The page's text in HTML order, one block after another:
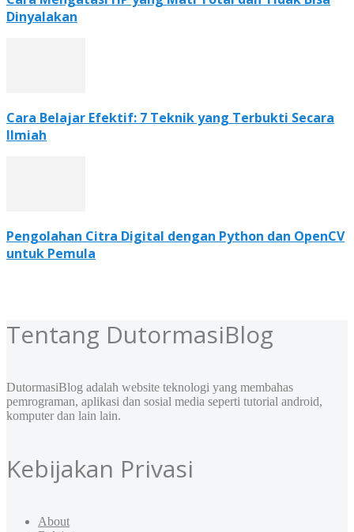
Dinyalakan
Cara Belajar Efektif: 7 Teknik yang Terbukti Secara
Ilmiah
Pengolahan Citra Digital dengan Python dan OpenCV
untuk Pemula
Tentang DutormasiBlog
DutormasiBlog adalah website teknologi yang membahas
pemrograman, aplikasi dan sosial media seperti tutorial android,
komputer dan lain lain.
Kebijakan Privasi
About